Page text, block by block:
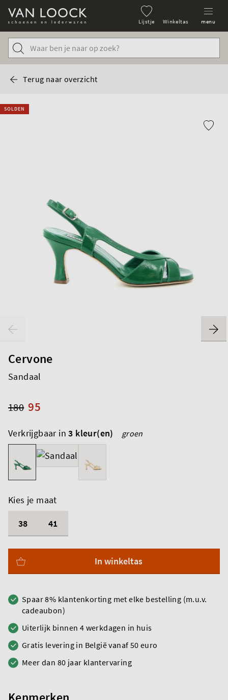
Lijstje Winkeltas menu
Terug naar overzicht
SOLDEN
Cervone
Sandaal
95
180
Verkrijgbaar in3 kleur(en) groen
Kies je maat
38
41
In winkeltas
Spaar 8% klantenkorting met elke bestelling (m.u.v.
cadeaubon)
Uiterlijk binnen 4 werkdagen in huis
Gratis levering in België vanaf 50 euro
Meer dan 80 jaar klantervaring